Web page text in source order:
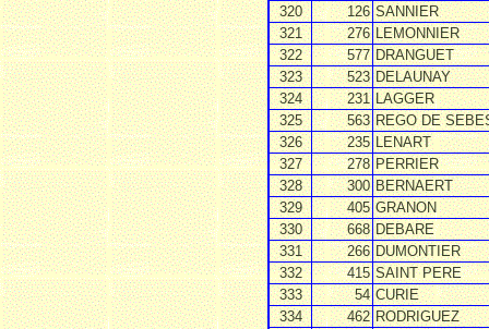
320
126 SANNIER
321
276 LEMONNIER
322
577 DRANGUET
323
523 DELAUNAY
324
231 LAGGER
325
563 REGO DE
326
235 LENART
327
278 PERRIER
328
300 BERNAERT
329
405 GRANON
330
668 DEBARE
331
266 DUMONTIER
332
415 SAINT PERE
333
54 CURIE
334
462 RODRIGUEZ